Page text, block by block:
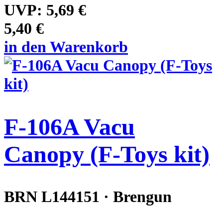
UVP: 5,69 €
5,40 €
in den Warenkorb
F-106A Vacu
Canopy (F-Toys kit)
BRN L144151 · Brengun